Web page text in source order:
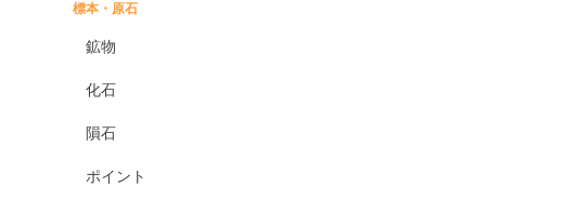
標本・原石
鉱物
化石
隕石
ポイント